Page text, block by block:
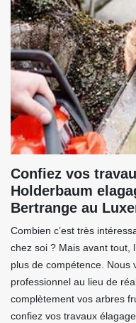
Confiez vos
Holderbaum
Bertrange au
Combien c’est très
chez soi ? Mais avant tout,
plus de compétence. Nous
professionnel au lieu de
complètement vos arbres
confiez vos travaux